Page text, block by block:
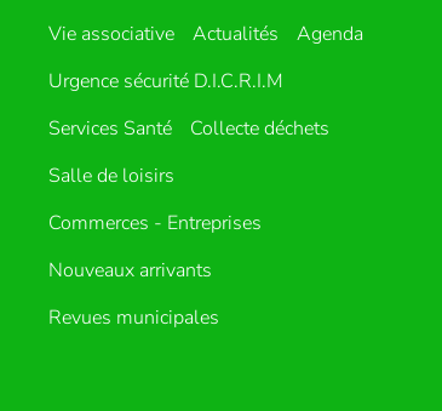
Vie associative Actualités
Agenda
Urgence sécurité D.I.C.R.I.M
Services Santé
Collecte déchets
Salle de loisirs
Commerces - Entreprises
Nouveaux arrivants
Revues municipales